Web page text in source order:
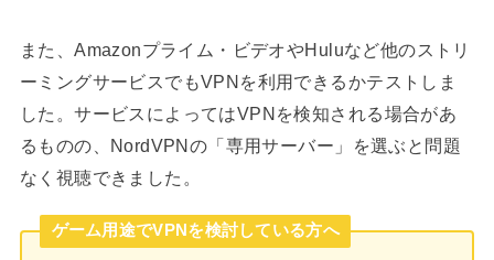
また、Amazonプライム・ビデオやHuluなど他のストリ
ーミングサービスでもVPNを利用できるかテストしま
した。サービスによってはVPNを検知される場合があ
るものの、NordVPNの「専用サーバー」を選ぶと問題
なく視聴できました。
ゲーム用途でVPNを検討している方へ